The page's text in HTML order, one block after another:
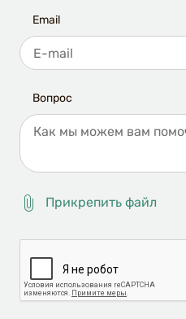
Email
Вопрос
Прикрепить файл
Удалить
файл